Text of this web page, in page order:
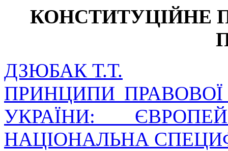
КОНСТИТУЦІЙНЕ
ДЗЮБАК Т.Т.
ПРИНЦИПИ
УКРАЇНИ:
НАЦІОНАЛЬНА